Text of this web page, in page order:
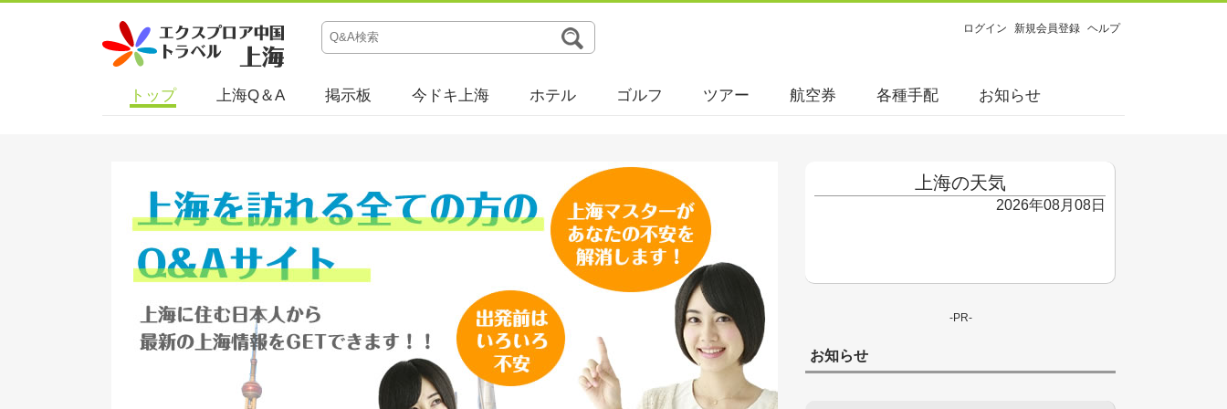
ログイン 新規会員登録 ヘルプ
トップ 上海Q＆A 掲示板 今ドキ上海 ホテル ゴルフ ツアー 航空券 各種手配 お知らせ
上海の天気
2026年08月08日
-PR-
お知らせ